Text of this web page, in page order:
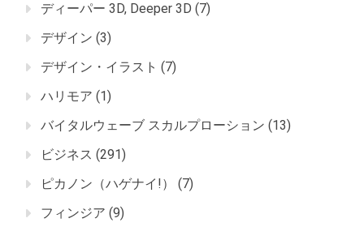
ディーパー 3D, Deeper 3D (7)
デザイン (3)
デザイン・イラスト (7)
ハリモア (1)
バイタルウェーブ スカルプローション (13)
ビジネス (291)
ピカノン（ハゲナイ!）
(7)
フィンジア (9)